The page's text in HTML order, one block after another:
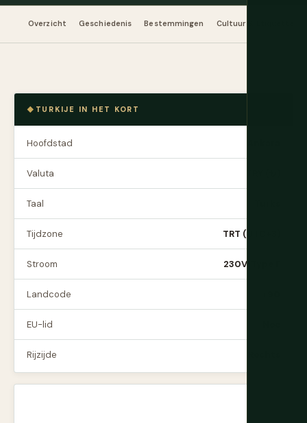
Overzicht Geschiedenis Bestemmingen Cultuur & Etiquette
TURKIJE IN HET KORT
Hoofdstad
Valuta
Taal
Tijdzone TRT (UTC+3)
Stroom 230V, Type F
Landcode
EU-lid
Rijzijde